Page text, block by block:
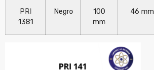
PRI
1381
Negro
100
mm
46 mm